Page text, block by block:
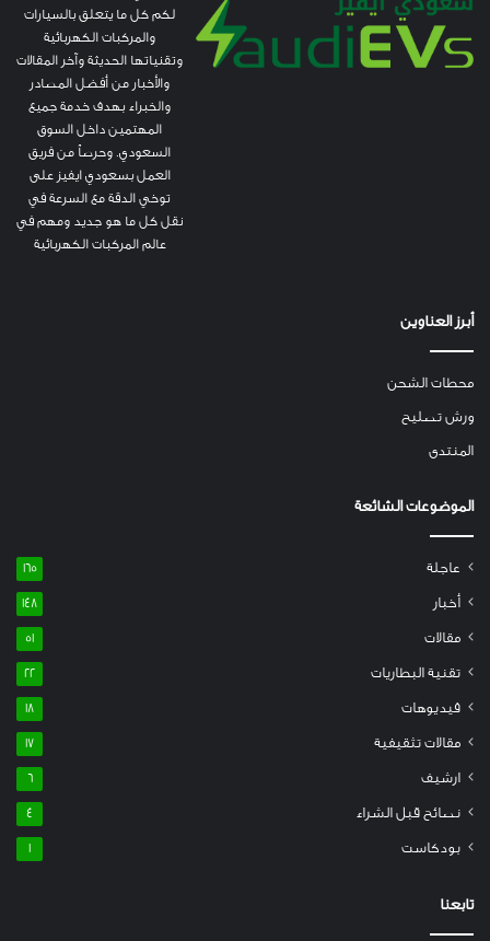
لكم كل ما يتعلق بالسيارات
والمركبات الكهربائية
وتقنياتها الحديثة وآخر المقالات
والأخبار من أفضل المصادر
والخبراء بهدف خدمة جميع
المهتمين داخل السوق
السعودي. وحرصاً من فريق
العمل بسعودي ايفيز على
توخي الدقة مع السرعة في
نقل كل ما هو جديد ومهم في
عالم المركبات الكهربائية
أبرز العناوين
محطات الشحن
ورش تصليح
المنتدى
الموضوعات الشائعة
عاجلة 165
أخبار 148
مقالات 51
تقنية البطاريات 22
فيديوهات 18
مقالات تثقيفية 17
ارشيف 6
نصائح قبل الشراء 4
بودكاست 1
تابعنا